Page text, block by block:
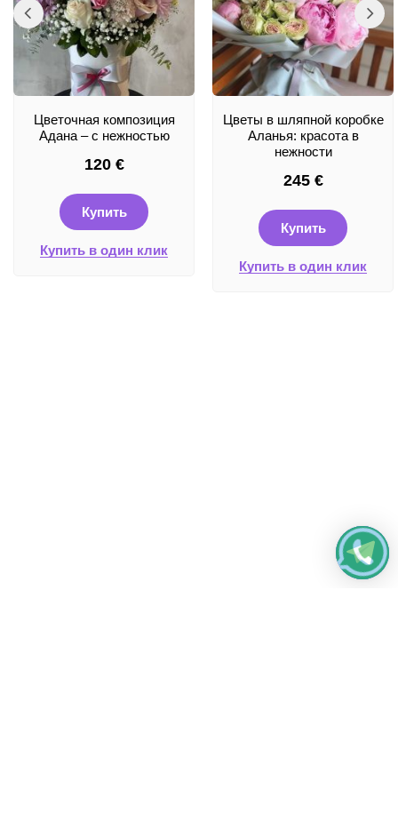
Цветочная композиция
Адана – с нежностью
120 €
Купить
Купить в один клик
Цветы в шляпной коробке
Аланья: красота в
нежности
245 €
Купить
Купить в один клик